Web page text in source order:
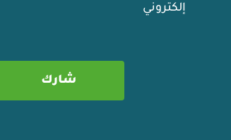
إلكتروني